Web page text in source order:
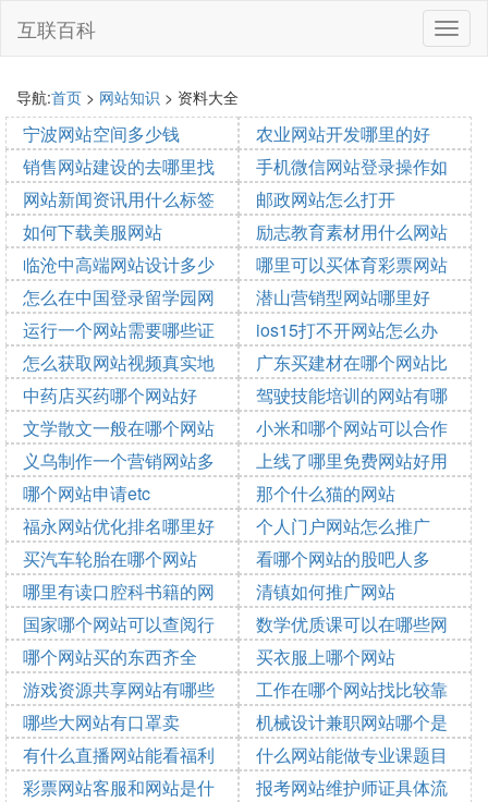
切
换
互联百科
导航:首页 > 网站知识 > 资料大全
宁波网站空间多少钱
2023-08-28 12:02:42
农业网站开发哪里的好
2023-08-28 09:58:23
销售网站建设的去哪里找
客户
2023-08-28 09:30:23
手机微信网站登录操作如
何退出2023-08-28 09:26:53
网站新闻资讯用什么标签
2023-08-28 09:20:39
邮政网站怎么打开
2023-08-28 09:20:39
如何下载美服网站
2023-08-28 07:45:51
励志教育素材用什么网站
或app 2023-08-28 06:46:38
临沧中高端网站设计多少
费用
2023-08-28 06:17:05
哪里可以买体育彩票网站
2023-08-28 05:29:10
怎么在中国登录留学园网
站
2023-08-28 05:08:22
潜山营销型网站哪里好
2023-08-28 05:02:06
运行一个网站需要哪些证
件
2023-08-28 04:52:17
ios15打不开网站怎么办
2023-08-28 04:46:06
怎么获取网站视频真实地
址
2023-08-28 04:32:05
广东买建材在哪个网站比
较好
2023-08-28 03:19:45
中药店买药哪个网站好
2023-08-28 02:59:22
驾驶技能培训的网站有哪
些
2023-08-28 02:28:58
文学散文一般在哪个网站
有
2023-08-28 02:06:49
小米和哪个网站可以合作
视频
2023-08-28 01:43:41
义乌制作一个营销网站多
少钱
2023-08-27 23:42:33
上线了哪里免费网站好用
吗
2023-08-27 23:17:46
哪个网站申请etc
2023-08-27 22:48:29
那个什么猫的网站
2023-08-27 21:27:11
福永网站优化排名哪里好
2023-08-27 20:14:25
个人门户网站怎么推广
2023-08-27 20:13:22
买汽车轮胎在哪个网站
2023-08-27 20:00:02
看哪个网站的股吧人多
2023-08-27 19:37:00
哪里有读口腔科书籍的网
站
2023-08-27 19:33:33
清镇如何推广网站
2023-08-27 19:32:38
国家哪个网站可以查阅行
业数据2023-08-27 19:18:22
数学优质课可以在哪些网
站看
2023-08-27 18:31:53
哪个网站买的东西齐全
2023-08-27 17:56:52
买衣服上哪个网站
2023-08-27 17:36:52
游戏资源共享网站有哪些
2023-08-27 16:10:24
工作在哪个网站找比较靠
谱
2023-08-27 14:31:11
哪些大网站有口罩卖
2023-08-27 14:22:56
机械设计兼职网站哪个是
正规的2023-08-27 14:15:17
有什么直播网站能看福利
2023-08-27 13:28:13
什么网站能做专业课题目
2023-08-27 12:59:19
彩票网站客服和网站是什
报考网站维护师证具体流